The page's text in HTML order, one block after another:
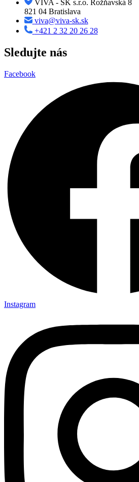
VIVA - SK s.r.o. Rožňavská 8
821 04 Bratislava
viva@viva-sk.sk
+421 2 32 20 26 28
Sledujte nás
Facebook
Instagram